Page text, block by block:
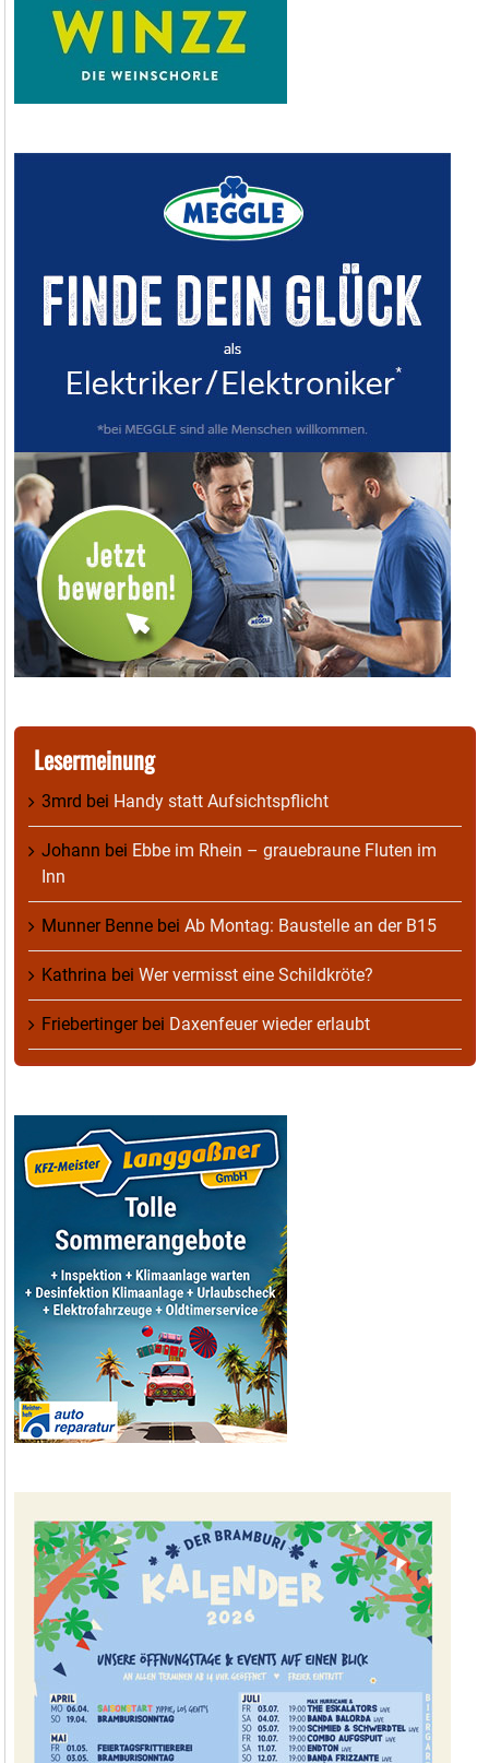
Lesermeinung
3mrd bei Handy statt Aufsichtspflicht
Johann bei Ebbe im Rhein – grauebraune Fluten im
Inn
Munner Benne bei Ab Montag: Baustelle an der B15
Kathrina bei Wer vermisst eine Schildkröte?
Friebertingerbei Daxenfeuer wieder erlaubt